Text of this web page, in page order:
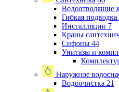
Водоотводящие
Гибкая подводка
Инсталляции 7
Краны
Сифоны 44
Унитазы и
Наружное
Водоочистка 21